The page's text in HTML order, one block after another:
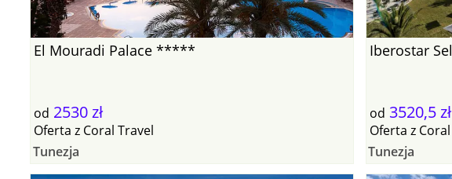
El Mouradi Palace *****
od 2530 zł
Oferta z Coral Travel
Tunezja
Iberostar
od 3520,5 zł
Oferta z
Tunezja